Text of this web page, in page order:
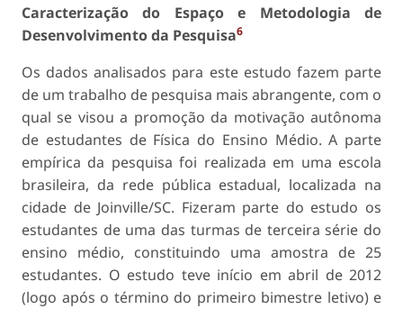
Caracterização do Espaço e Metodologia de
Desenvolvimento da Pesquisa6
Os dados analisados para este estudo fazem parte
de um trabalho de pesquisa mais abrangente, com o
qual se visou a promoção da motivação autônoma
de estudantes de Física do Ensino Médio. A parte
empírica da pesquisa foi realizada em uma escola
brasileira, da rede pública estadual, localizada na
cidade de Joinville/SC. Fizeram parte do estudo os
estudantes de uma das turmas de terceira série do
ensino médio, constituindo uma amostra de 25
estudantes. O estudo teve início em abril de 2012
(logo após o término do primeiro bimestre letivo) e